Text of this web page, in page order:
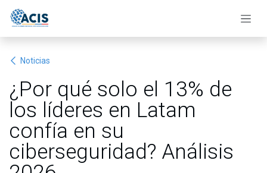
Noticias
¿Por qué solo el 13% de
los líderes en Latam
confía en su
ciberseguridad? Análisis